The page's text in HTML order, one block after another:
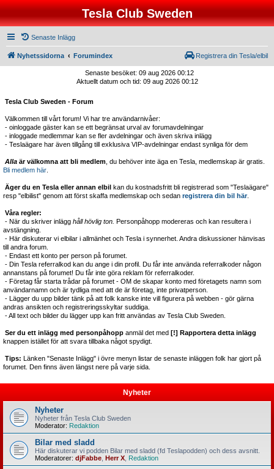
Tesla Club Sweden
Senaste Inlägg
Nyhetssidorna Forumindex Registrera din Tesla/elbil
Senaste besöket: 09 aug 2026 00:12
Aktuellt datum och tid: 09 aug 2026 00:12
Tesla Club Sweden - Forum
Välkommen till vårt forum! Vi har tre användarnivåer:
- oinloggade gäster kan se ett begränsat urval av forumavdelningar
- inloggade medlemmar kan se fler avdelningar och även skriva inlägg
- Teslaägare har även tillgång till exklusiva VIP-avdelningar endast synliga för dem
Alla är välkomna att bli medlem , du behöver inte äga en Tesla, medlemskap är gratis.
Bli medlem här
Äger du en Tesla eller annan elbil kan du kostnadsfritt bli registrerad som "Teslaägare"
resp "elbilist" genom att först skaffa medlemskap och sedan registrera din bil här.
Våra regler:
- När du skriver inlägg håll hövlig ton. Personpåhopp modereras och kan resultera i
avstängning.
- Här diskuterar vi elbilar i allmänhet och Tesla i synnerhet. Andra diskussioner hänvisas
till andra forum.
- Endast ett konto per person på forumet.
- Din Tesla referralkod kan du ange i din profil. Du får inte använda referralkoder någon
annanstans på forumet! Du får inte göra reklam för referralkoder.
- Företag får starta trådar på forumet - OM de skapar konto med företagets namn som
användarnamn och är tydliga med att de är företag, inte privatperson.
- Lägger du upp bilder tänk på att folk kanske inte vill figurera på webben - gör gärna
andras ansikten och registreringsskyltar suddiga.
- All text och bilder du lägger upp kan fritt användas av Tesla Club Sweden.
Ser du ett inlägg med personpåhopp anmäl det med [!] Rapportera detta inlägg
knappen istället för att svara tillbaka något spydigt.
Tips: Länken "Senaste Inlägg" i övre menyn listar de senaste inläggen folk har gjort på
forumet. Den finns även längst nere på varje sida.
Nyheter
Nyheter
Nyheter från Tesla Club Sweden
Moderator: Redaktion
Bilar med sladd
Här diskuterar vi podden Bilar med sladd (fd Teslapodden) och dess avsnitt.
Moderatorer: djFabbe Herr X Redaktion